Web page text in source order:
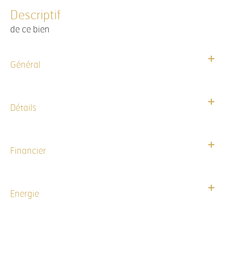
descriptif
de ce bien
Général
Détails
Financier
Energie